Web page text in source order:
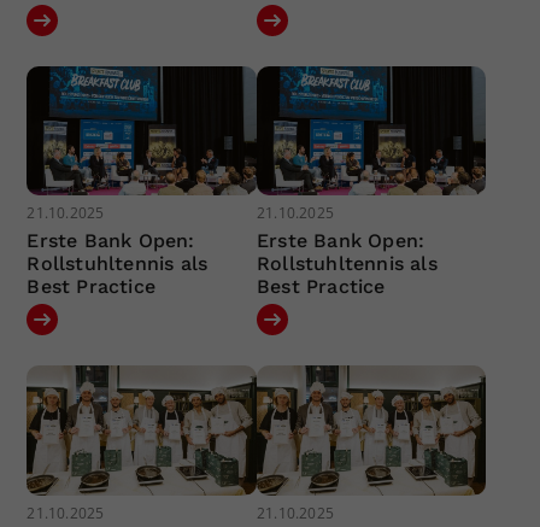
21.10.2025
Erste Bank Open:
Rollstuhltennis als
Best Practice
21.10.2025
Erste Bank Open:
Rollstuhltennis als
Best Practice
21.10.2025 21.10.2025